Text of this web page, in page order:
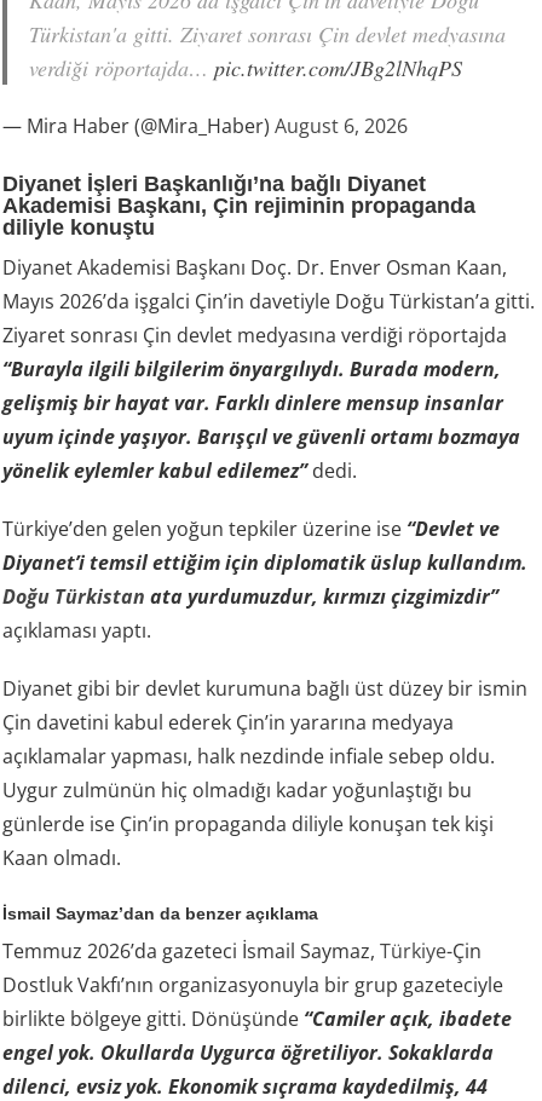
Türkistan'a gitti. Ziyaret sonrası Çin devlet medyasına
verdiği röportajda…pic.twitter.com/JBg2lNhqPS
— Mira Haber (@Mira_Haber)August 6, 2026
Diyanet İşleri Başkanlığı’na bağlı Diyanet
Akademisi Başkanı, Çin rejiminin propaganda
diliyle konuştu
Diyanet Akademisi Başkanı Doç. Dr. Enver Osman Kaan,
Mayıs 2026’da işgalci Çin’in davetiyle Doğu Türkistan’a gitti.
Ziyaret sonrası Çin devlet medyasına verdiği röportajda
“Burayla ilgili bilgilerim önyargılıydı. Burada modern,
gelişmiş bir hayat var. Farklı dinlere mensup insanlar
uyum içinde yaşıyor. Barışçıl ve güvenli ortamı bozmaya
yönelik eylemler kabul edilemez”dedi.
Türkiye’den gelen yoğun tepkiler üzerine ise “Devlet ve
Diyanet’i temsil ettiğim için diplomatik üslup kullandım.
Doğu Türkistan ata yurdumuzdur, kırmızı çizgimizdir”
açıklaması yaptı.
Diyanet gibi bir devlet kurumuna bağlı üst düzey bir ismin
Çin davetini kabul ederek Çin’in yararına medyaya
açıklamalar yapması, halk nezdinde infiale sebep oldu.
Uygur zulmünün hiç olmadığı kadar yoğunlaştığı bu
günlerde ise Çin’in propaganda diliyle konuşan tek kişi
Kaan olmadı.
İsmail Saymaz’dan da benzer açıklama
Temmuz 2026’da gazeteci İsmail Saymaz,Türkiye-Çin
Dostluk Vakfı’nın organizasyonuyla bir grup gazeteciyle
birlikte bölgeye gitti. Dönüşünde “Camiler açık, ibadete
engel yok. Okullarda Uygurca öğretiliyor. Sokaklarda
dilenci, evsiz yok. Ekonomik sıçrama kaydedilmiş, 44